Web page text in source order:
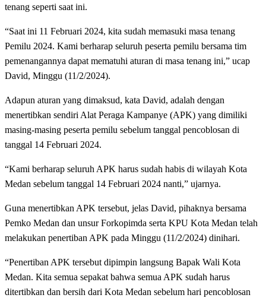
tenang seperti saat ini.
“Saat ini 11 Februari 2024, kita sudah memasuki masa tenang
Pemilu 2024. Kami berharap seluruh peserta pemilu bersama tim
pemenangannya dapat mematuhi aturan di masa tenang ini,” ucap
David, Minggu (11/2/2024).
Adapun aturan yang dimaksud, kata David, adalah dengan
menertibkan sendiri Alat Peraga Kampanye (APK) yang dimiliki
masing-masing peserta pemilu sebelum tanggal pencoblosan di
tanggal 14 Februari 2024.
“Kami berharap seluruh APK harus sudah habis di wilayah Kota
Medan sebelum tanggal 14 Februari 2024 nanti,” ujarnya.
Guna menertibkan APK tersebut, jelas David, pihaknya bersama
Pemko Medan dan unsur Forkopimda serta KPU Kota Medan telah
melakukan penertiban APK pada Minggu (11/2/2024) dinihari.
“Penertiban APK tersebut dipimpin langsung Bapak Wali Kota
Medan. Kita semua sepakat bahwa semua APK sudah harus
ditertibkan dan bersih dari Kota Medan sebelum hari pencoblosan